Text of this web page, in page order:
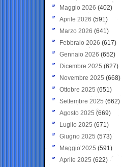
Maggio 2026 (402)
Aprile 2026 (591)
Marzo 2026 (641)
Febbraio 2026 (617)
Gennaio 2026 (652)
Dicembre 2025 (627)
Novembre 2025 (668)
Ottobre 2025 (651)
Settembre 2025 (662)
Agosto 2025 (669)
Luglio 2025 (671)
Giugno 2025 (573)
Maggio 2025 (591)
Aprile 2025 (622)